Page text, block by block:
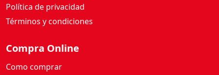
Política de privacidad
Términos y condiciones
Compra Online
Como comprar